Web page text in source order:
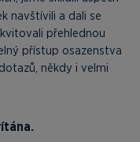
navštívili a dali se
přehlednou
přístup osazenstva
někdy i velmi